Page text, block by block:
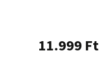
11.999 Ft